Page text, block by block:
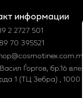
информации
2 2727 501
70 395521
Ѓоргов, бр.16 влез
1 (ТЦ Зебра) , 1000